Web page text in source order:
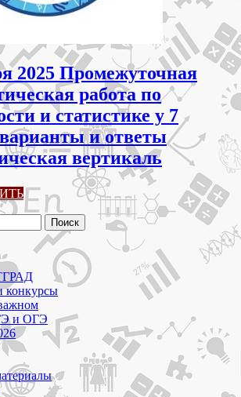
2025 Промежуточная
работа по
и статистике у 7
и ответы
вертикаль
и ОГЭ